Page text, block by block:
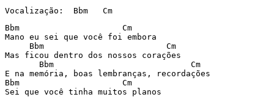
Bbm		        Cm
Mano eu sei que você foi embora
     Bbm            		 Cm
Mas ficou dentro dos nossos corações
       Bbm	              	      Cm
E na memória, boas lembranças, recordações
Bbm                     Cm
Sei que você tinha muitos planos